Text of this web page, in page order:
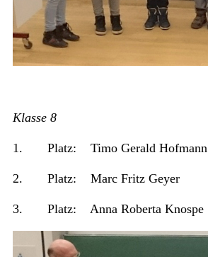
Klasse 8
1. Platz: Timo Gerald Hofmann
2. Platz: Marc Fritz Geyer
3. Platz: Anna Roberta Knospe